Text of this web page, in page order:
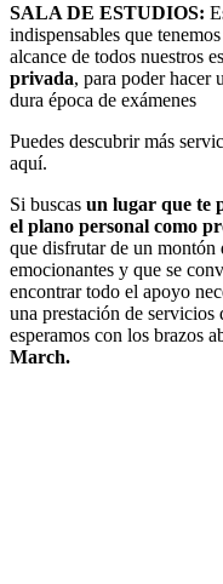
SALA DE ESTUDIOS:
indispensables que
alcance de todos nuestros
privada, para poder hacer
dura época de exámenes
Puedes descubrir más
aquí.
Si buscas un lugar que te
el plano personal como
que disfrutar de un montón
emocionantes y que se
encontrar todo el apoyo
una prestación de servicios
esperamos con los brazos
March.